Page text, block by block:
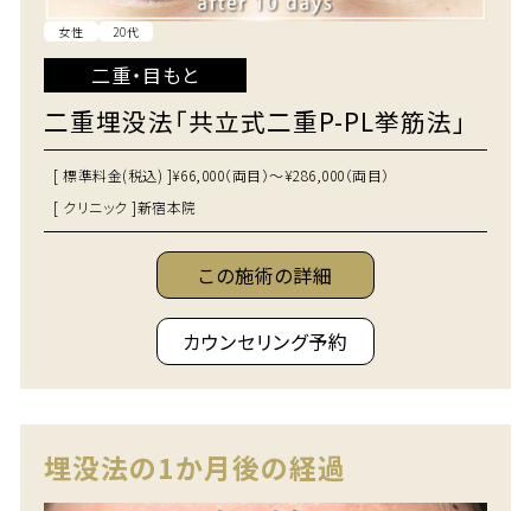
女性 20代
二重・目もと
二重埋没法「共立式二重P-PL挙筋法」
[ 標準料金(税込) ]¥66,000（両目）～¥286,000（両目）
[ クリニック ]新宿本院
この施術の詳細
カウンセリング予約
埋没法の1か月後の経過